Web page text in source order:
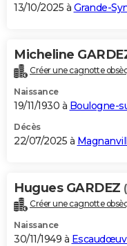
BONS PLANS
Carte de Noël
Carte Bonne année
Carte Saint-Valentin
Carte Pâques
Carte d'anniversaire
DICTIONNAIRE
Dictionnaire
Biographies
Citations
Expressions
Proverbes
PROGRAMME TV
S'inscrire
Se connecter
Lycées
Collèges
Primaires
Universités
Entreprises
Service militaire
Avis de recherche
AVIS DE DÉCÈS
Bricolage
Lifestyle
Culture
Sport
Auto
Television
Voyage
Cinema
13/10/2025 à Grande-
Micheline
Créer une cagnotte
Naissance
19/11/1930 à Boulogne-
Décès
22/07/2025 à
Hugues GARDEZ
Créer une cagnotte
Naissance
30/11/1949 à